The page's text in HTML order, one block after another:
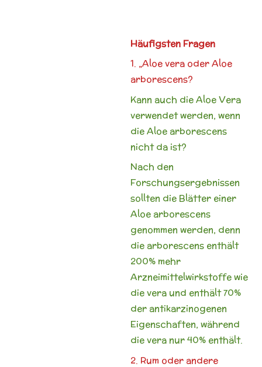
Häufigsten Fragen
1. „Aloe vera oder Aloe
arborescens?
Kann auch die Aloe Vera
verwendet werden, wenn
die Aloe arborescens
nicht da ist?
Nach den
Forschungsergebnissen
sollten die Blätter einer
Aloe arborescens
genommen werden, denn
die arborescens enthält
200% mehr
Arzneimittelwirkstoffe wie
die vera und enthält 70%
der antikarzinogenen
Eigenschaften, während
die vera nur 40% enthält.
2. Rum oder andere